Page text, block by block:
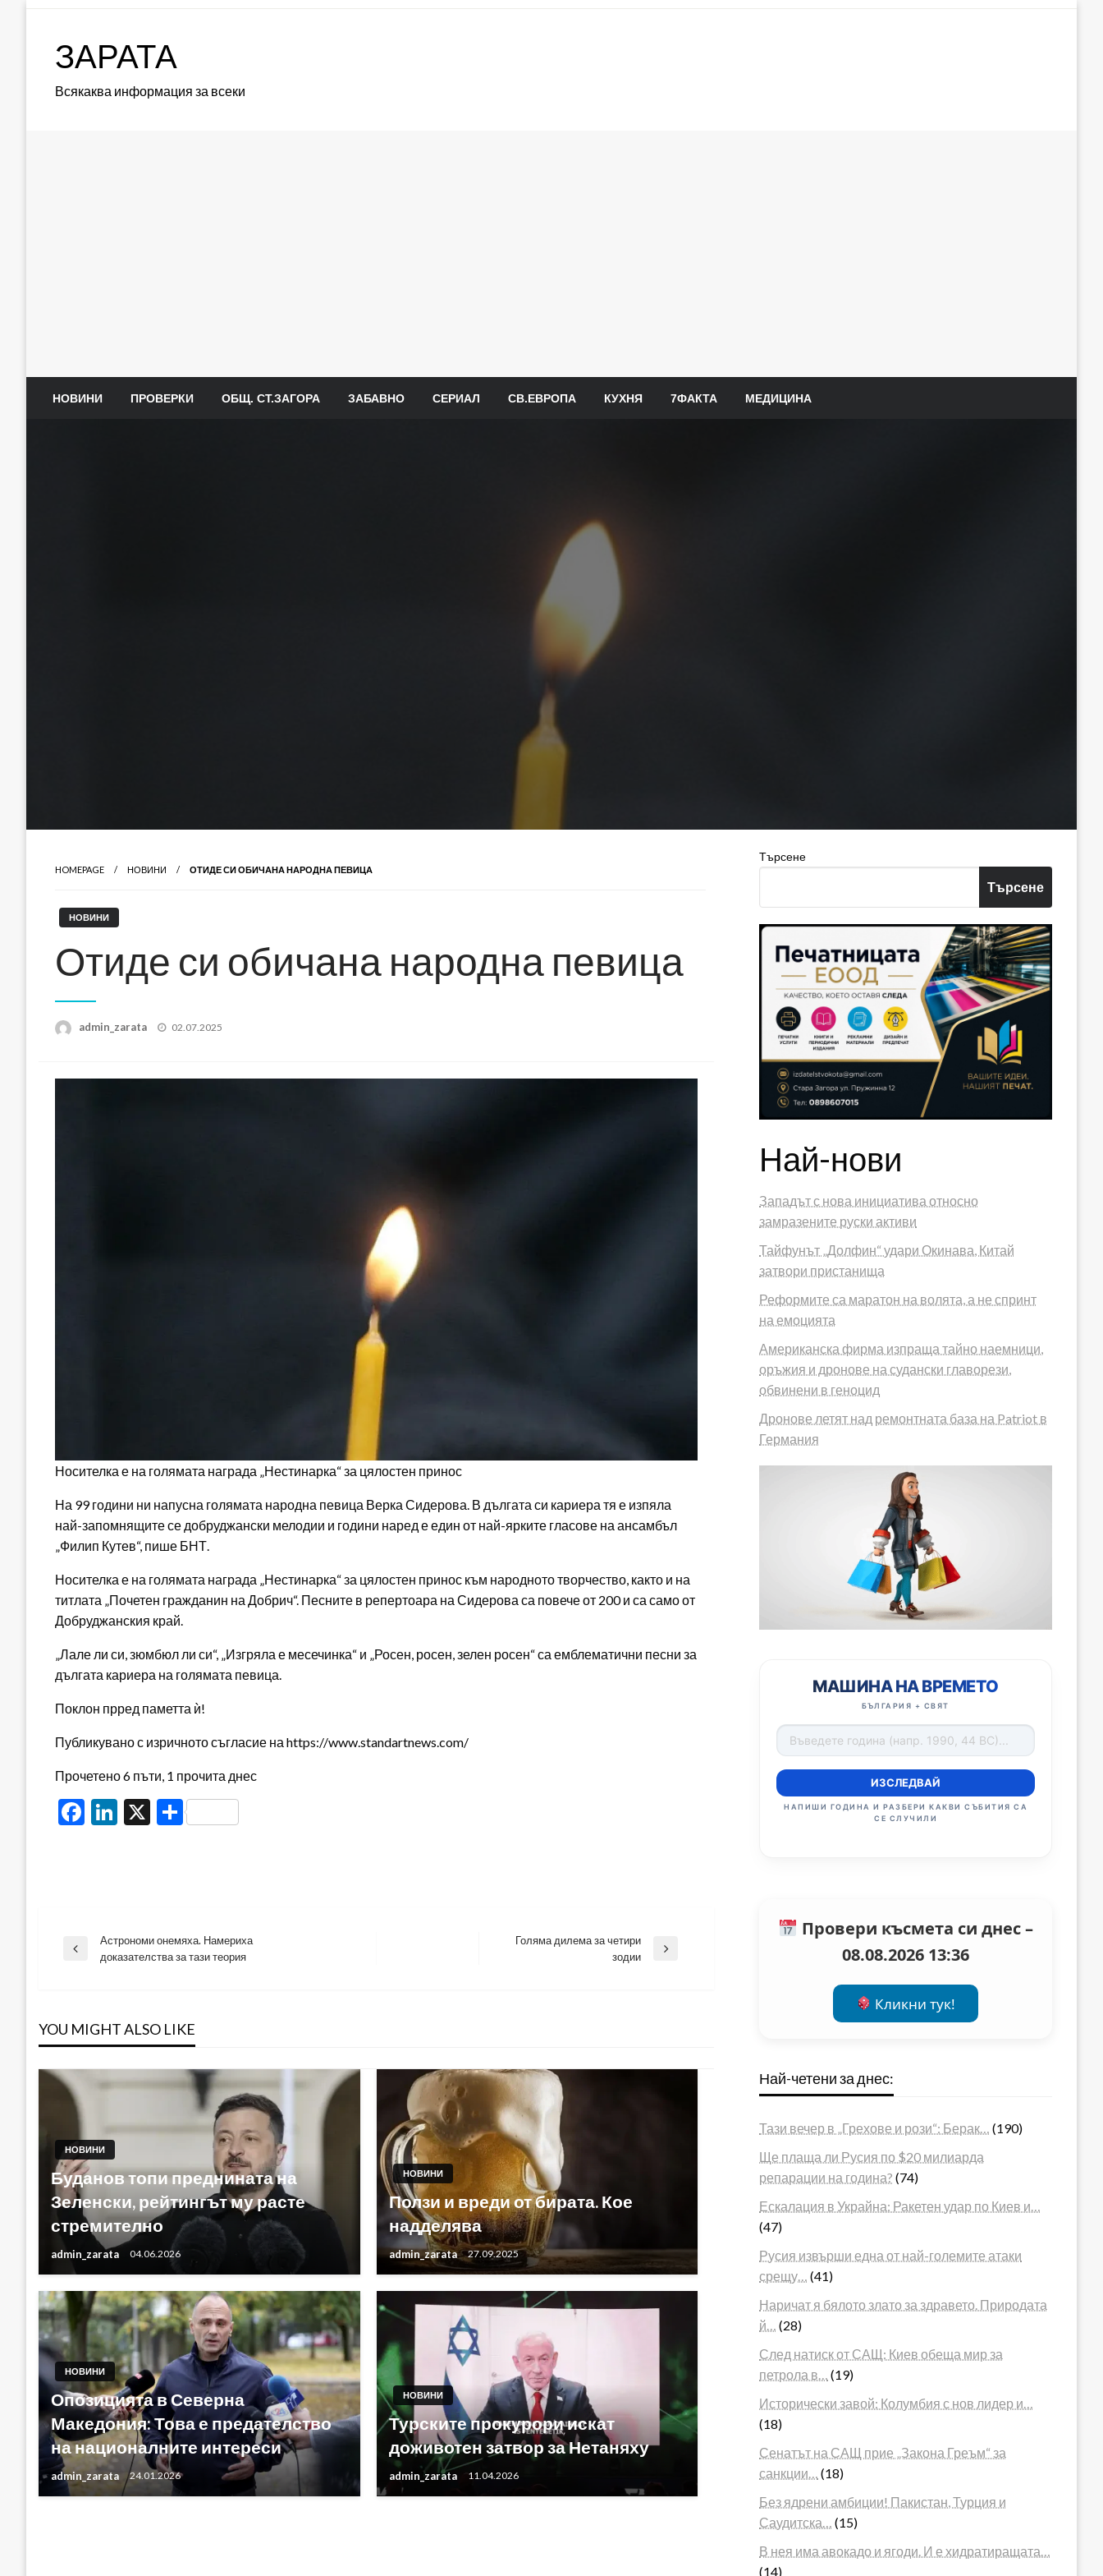
ЗАРАТА
Всякаква информация за всеки
НОВИНИ ПРОВЕРКИ ОБЩ. СТ.ЗАГОРА ЗАБАВНО СЕРИАЛ СВ.ЕВРОПА КУХНЯ 7ФАКТА МЕДИЦИНА
HOMEPAGE НОВИНИ ОТИДЕ СИ ОБИЧАНА НАРОДНА ПЕВИЦА
НОВИНИ
Отиде си обичана народна певица
admin_zarata
Posted
02.07.2025
Носителка е на голямата награда „Нестинарка“ за цялостен принос
На 99 години ни напусна голямата народна певица Верка Сидерова. В дългата си кариера тя е изпяла
най-запомнящите се добруджански мелодии и години наред е един от най-ярките гласове на ансамбъл
„Филип Кутев“, пише БНТ.
Носителка е на голямата награда „Нестинарка“ за цялостен принос към народното творчество, както и на
титлата „Почетен гражданин на Добрич“. Песните в репертоара на Сидерова са повече от 200 и са само от
Добруджанския край.
„Лале ли си, зюмбюл ли си“, „Изгряла е месечинка“ и „Росен, росен, зелен росен“ са емблематични песни за
дългата кариера на голямата певица.
Поклон прред паметта ѝ!
Публикувано с изричното съгласие на https://www.standartnews.com/
Прочетено 6 пъти, 1 прочита днес
Facebook
LinkedIn
X Share
Навигация
Previous
Астрономи онемяха. Намериха
доказателства за тази теория
Голяма дилема за четири
зодии
YOU MIGHT ALSO LIKE
НОВИНИ
Буданов топи преднината на
Зеленски, рейтингът му расте
стремително
admin_zarata 04.06.2026
НОВИНИ
Ползи и вреди от бирата. Кое
надделява
admin_zarata 27.09.2025
НОВИНИ
Опозицията в Северна
Македония: Това е предателство
на националните интереси
admin_zarata 24.01.2026
НОВИНИ
Турските прокурори искат
доживотен затвор за Нетаняху
admin_zarata 11.04.2026
Търсене
Търсене
Най-нови
Западът с нова инициатива относно
замразените руски активи
Тайфунът „Долфин“ удари Окинава, Китай
затвори пристанища
Реформите са маратон на волята, а не спринт
на емоцията
Американска фирма изпраща тайно наемници,
оръжия и дронове на судански главорези,
обвинени в геноцид
Дронове летят над ремонтната база на Patriot в
Германия
МАШИНА НА ВРЕМЕТО
БЪЛГАРИЯ + СВЯТ
ИЗСЛЕДВАЙ
НАПИШИ ГОДИНА И РАЗБЕРИ КАКВИ СЪБИТИЯ СА
СЕ СЛУЧИЛИ
Провери късмета си днес –
08.08.2026 13:36
Кликни тук!
Най-четени за днес:
Тази вечер в „Грехове и рози“: Берак…
(190)
Ще плаща ли Русия по $20 милиарда
репарации на година? (74)
Ескалация в Украйна: Ракетен удар по Киев и…
(47)
Русия извърши една от най-големите атаки
срещу…
(41)
Наричат я бялото злато за здравето. Природата
й…
(28)
След натиск от САЩ: Киев обеща мир за
петрола в…
(19)
Исторически завой: Колумбия с нов лидер и…
(18)
Сенатът на САЩ прие „Закона Греъм“ за
санкции…
(18)
Без ядрени амбиции! Пакистан, Турция и
Саудитска…
(15)
В нея има авокадо и ягоди. И е хидратиращата…
(14)